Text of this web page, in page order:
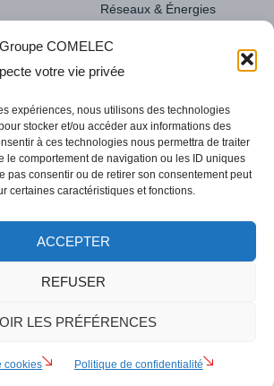
Groupe COMELEC
votre vie privée
expériences, nous utilisons des technologies
stocker et/ou accéder aux informations des
à ces technologies nous permettra de traiter
le comportement de navigation ou les ID uniques
pas consentir ou de retirer son consentement peut
certaines caractéristiques et fonctions.
ACCEPTER
REFUSER
LES PRÉFÉRENCES
cookies Politique de confidentialité
nos
Réseaux & Énergies
Responsabilité RSE
Web
légales Politique de cookies (UE)